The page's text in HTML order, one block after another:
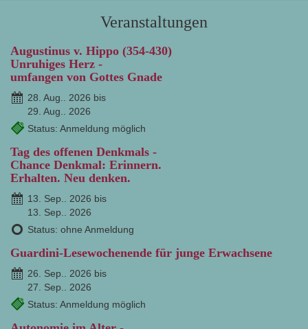
Veranstaltungen
Augustinus v. Hippo (354-430)
Unruhiges Herz -
umfangen von Gottes Gnade
28. Aug.. 2026 bis
29. Aug.. 2026
Status: Anmeldung möglich
Tag des offenen Denkmals -
Chance Denkmal: Erinnern.
Erhalten. Neu denken.
13. Sep.. 2026 bis
13. Sep.. 2026
Status: ohne Anmeldung
Guardini-Lesewochenende für junge Erwachsene
26. Sep.. 2026 bis
27. Sep.. 2026
Status: Anmeldung möglich